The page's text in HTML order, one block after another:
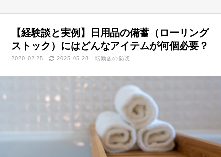
【経験談と実例】日用品の備蓄（ローリング
ストック）にはどんなアイテムが何個必要？
2020.02.25 2025.05.28 転勤族の防災